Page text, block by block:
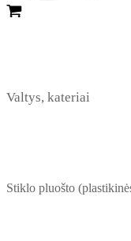
Valtys, kateriai
Stiklo pluošto